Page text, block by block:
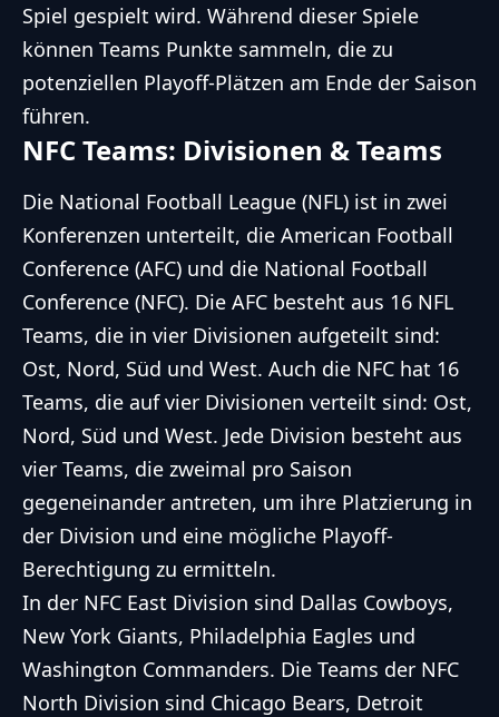
Spiel gespielt wird. Während dieser Spiele
können Teams Punkte sammeln, die zu
potenziellen Playoff-Plätzen am Ende der Saison
führen.
NFC Teams: Divisionen & Teams
Die National Football League (NFL) ist in zwei
Konferenzen unterteilt, die American Football
Conference (AFC) und die National Football
Conference (NFC). Die AFC besteht aus 16 NFL
Teams, die in vier Divisionen aufgeteilt sind:
Ost, Nord, Süd und West. Auch die NFC hat 16
Teams, die auf vier Divisionen verteilt sind: Ost,
Nord, Süd und West. Jede Division besteht aus
vier Teams, die zweimal pro Saison
gegeneinander antreten, um ihre Platzierung in
der Division und eine mögliche Playoff-
Berechtigung zu ermitteln.
In der NFC East Division sind Dallas Cowboys,
New York Giants, Philadelphia Eagles und
Washington Commanders. Die Teams der NFC
North Division sind Chicago Bears, Detroit